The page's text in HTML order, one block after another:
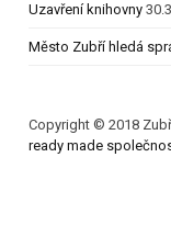
Uzavření knihovny
Město Zubří hledá
Copyright © 2018
ready made